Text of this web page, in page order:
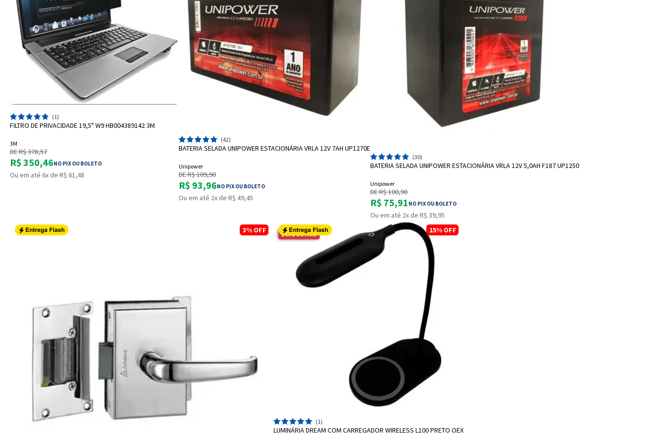
(1)
FILTRO DE PRIVACIDADE 19,5" W9 HB004389142 3M
3M
DE R$ 378,57
R$ 350,46NO PIX OU BOLETO
Ou em até 6x de R$ 61,48
(42)
BATERIA SELADA UNIPOWER ESTACIONÁRIA VRLA 12V 7AH UP1270E
Unipower
DE R$ 109,90
R$ 93,96NO PIX OU BOLETO
Ou em até 2x de R$ 49,45
(30)
BATERIA SELADA UNIPOWER ESTACIONÁRIA VRLA 12V 5,0AH F187 UP1250
Unipower
DE R$ 100,90
R$ 75,91 NO PIX OU BOLETO
Ou em até 2x de R$ 39,95
3% OFF 15% OFF
DIA DOS PAIS
(1)
LUMINÁRIA DREAM COM CARREGADOR WIRELESS L100 PRETO OEX